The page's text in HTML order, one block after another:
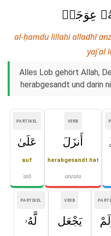
عِوَجَاۜ
al-ḥamdu lillahi alladhī
yajʿal
Alles Lob gehört Allah,
herabgesandt und darin
VERB
أَنزَلَ
herabgesandt hat
anzala
PARTIKEL
عَلَىٰ
auf
ʿalā
VERB
يَجْعَل
PARTIKEL
لَّهُۥ